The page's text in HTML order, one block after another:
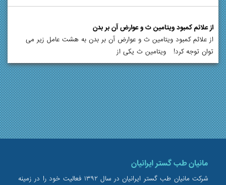
از علائم کمبود ویتامین ث و عوارض آن بر بدن
از علائم کمبود ویتامین ث و عوارض آن بر بدن به هشت عامل زیر می
توان توجه کرد! ویتامین ث یکی از
مانیان طب گستر ایرانیان
شرکت مانیان طب گستر ایرانیان در سال ۱۳۹۲ فعالیت خود را در زمینه